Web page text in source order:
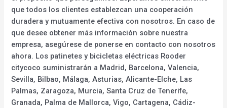
que todos los clientes establezcan una cooperación
duradera y mutuamente efectiva con nosotros. En caso de
que desee obtener más información sobre nuestra
empresa, asegúrese de ponerse en contacto con nosotros
ahora. Los patinetes y bicicletas eléctricas Rooder
citycoco suministrarán a Madrid, Barcelona, Valencia,
Sevilla, Bilbao, Málaga, Asturias, Alicante-Elche, Las
Palmas, Zaragoza, Murcia, Santa Cruz de Tenerife,
Granada, Palma de Mallorca, Vigo, Cartagena, Cádiz-